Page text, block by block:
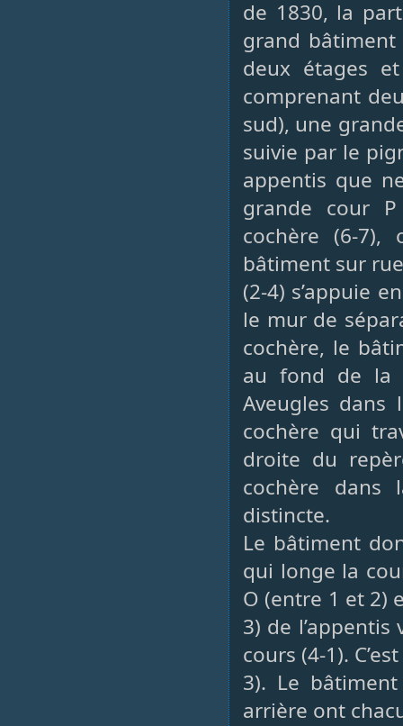
de 1830, la
grand bâtiment
deux étages
comprenant
sud), une
suivie par le
appentis que
grande cour
cochère (6-
bâtiment sur
(2-4) s’appuie
le mur de
cochère, le
au fond de la
Aveugles
cochère qui
droite du
cochère dans
distincte.
Le bâtiment
qui longe la
O (entre 1 et 2)
3) de
cours (4-1).
3). Le
arrière ont